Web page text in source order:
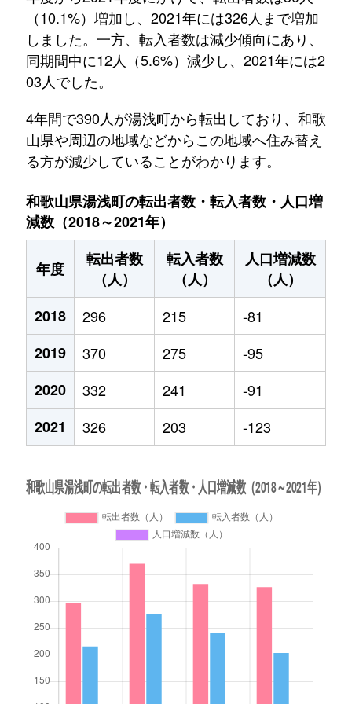
（10.1%）増加し、2021年には326人まで増加
しました。一方、転入者数は減少傾向にあり、
同期間中に12人（5.6%）減少し、2021年には2
03人でした。
4年間で390人が湯浅町から転出しており、和歌
山県や周辺の地域などからこの地域へ住み替え
る方が減少していることがわかります。
和歌山県湯浅町の転出者数・転入者数・人口増
減数（2018～2021年）
年度
転出者数
（人）
転入者数
（人）
人口増減数
（人）
2018
296 215
-81
2019
370 275
-95
2020
332 241
-91
2021
326 203 -123